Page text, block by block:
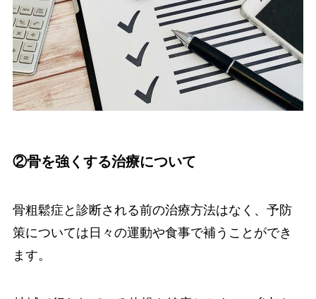
②骨を強くする治療について
骨粗鬆症と診断される前の治療方法はなく、予防
策については日々の運動や食事で補うことができ
ます。